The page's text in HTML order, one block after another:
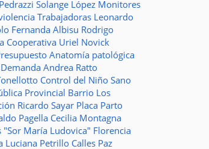
Solange López Monitores
Trabajadoras Leonardo
Fernanda Albisu Rodrigo
Cooperativa Uriel Novick
Anatomía patológica
Demanda Andrea Ratto
Control del Niño Sano
Provincial Barrio Los
Ricardo Sayar Placa Parto
Pagella Cecilia Montagna
"Sor María Ludovica" Florencia
Luciana Petrillo Calles Paz